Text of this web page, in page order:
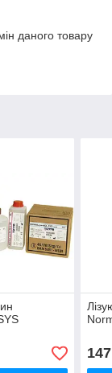
даного товару